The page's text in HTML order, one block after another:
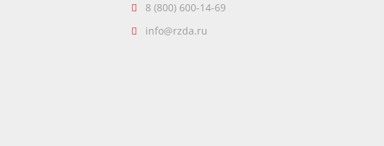
8 (800) 600-14-69
info@rzda.ru